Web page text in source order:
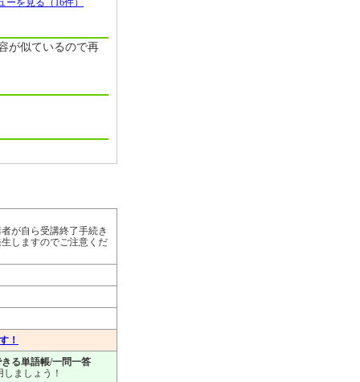
が似ているので再
が自ら受講終了手続き
しますのでご注意くだ
！
る単語帳/一問一答
ましょう！